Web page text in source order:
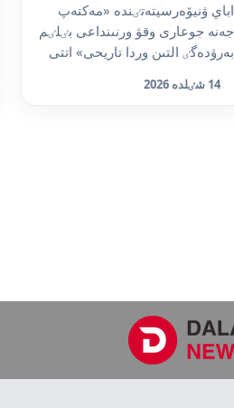
اباي ۋنيۆەرسيتەتٸندە «مەكتەپ
جەنە جوعارى وقۋ ورنىنداعى بٸلٸم
بەرۋدەگٸ التىن وردا تاريحى» اتتى
14 شٸلدە 2026